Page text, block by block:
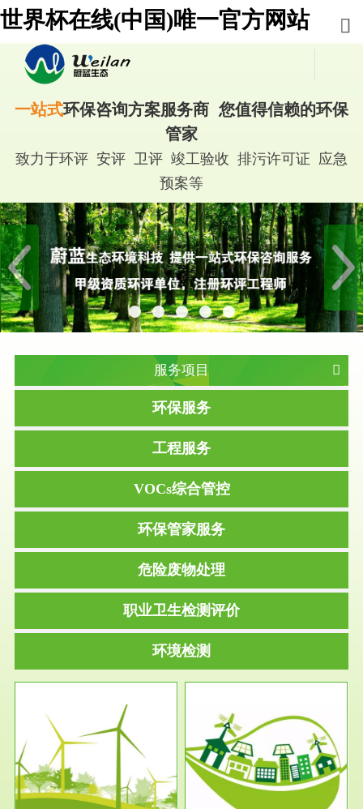
世界杯在线(中国)唯一官方网站
一站式环保咨询方案服务商 您值得信赖的环保
管家
致力于环评 安评 卫评 竣工验收 排污许可证 应急
预案等
服务项目
环保服务
工程服务
VOCs综合管控
环保管家服务
危险废物处理
职业卫生检测评价
环境检测
服务范围
环保竣工验收
根据《建设项目环境保护管理条